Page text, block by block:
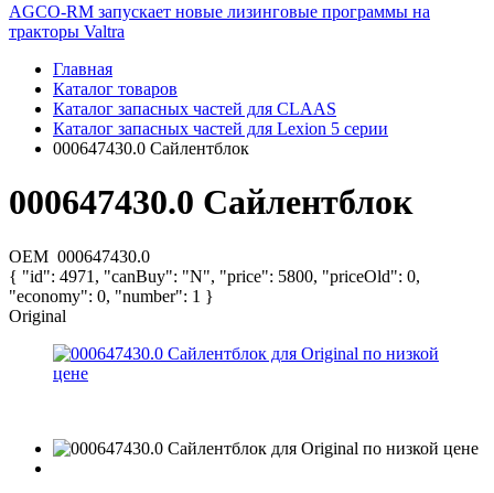
AGCO-RM запускает новые лизинговые программы на
тракторы Valtra
Главная
Каталог товаров
Каталог запасных частей для CLAAS
Каталог запасных частей для Lexion 5 серии
000647430.0 Сайлентблок
000647430.0 Сайлентблок
OEM 000647430.0
{ "id": 4971, "canBuy": "N", "price": 5800, "priceOld": 0,
"economy": 0, "number": 1 }
Original